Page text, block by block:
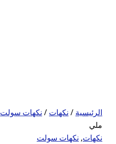
الرئيسية / نكهات / نكهات سولت
ملي
نكهات, نكهات سولت